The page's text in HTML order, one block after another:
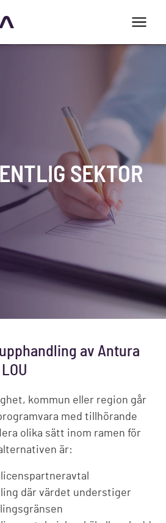
SEKTOR
av Antura
kommun eller region går
med tillhörande
olika sätt inom ramen för
är:
där värdet understiger